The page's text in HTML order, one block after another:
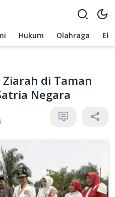
Hukum Olahraga
di Taman
Negara